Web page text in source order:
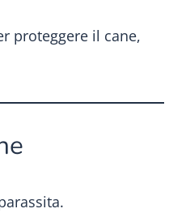
proteggere il cane,